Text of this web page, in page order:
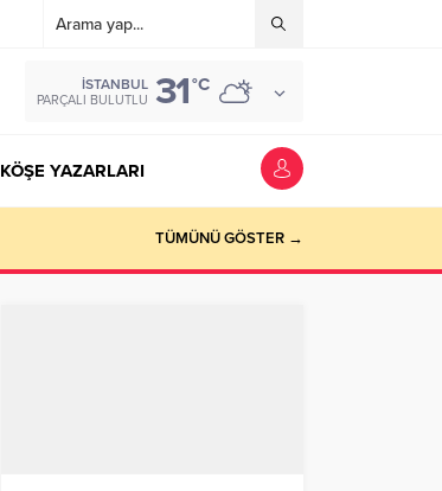
İSTANBUL
PARÇALI BULUTLU 31°C
KÖŞE YAZARLARI
TÜMÜNÜ GÖSTER →